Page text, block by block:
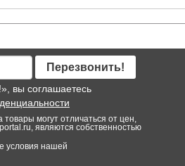
Перезвонить!
вы соглашаетесь
могут отличаться от цен,
являются собственностью
условия нашей